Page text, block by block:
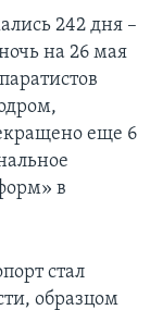
242 дня –
на 26 мая
еще 6
в
стал
образцом